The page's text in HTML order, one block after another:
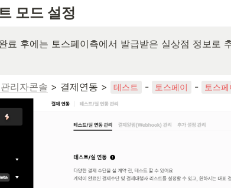
모드 설정
료 후에는 토스페이측에서 발급받은 실상점 정보로
리자콘솔 > 결제연동 > 테스트 - 토스페이 - 토스페